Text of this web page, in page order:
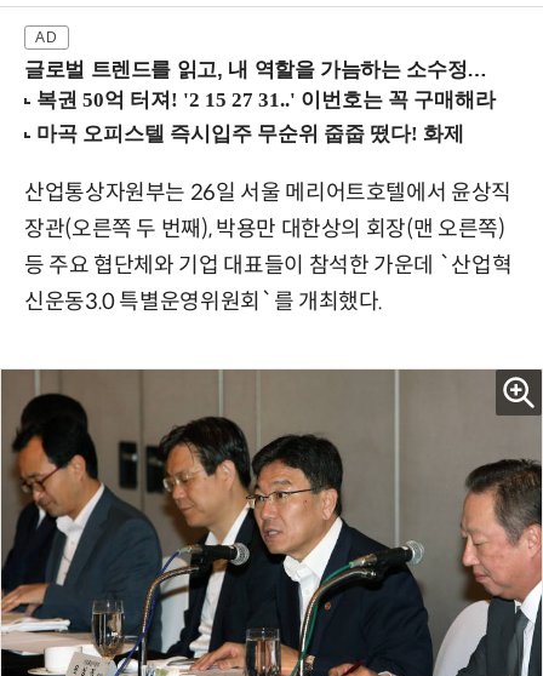
글로벌 트렌드를 읽고, 내 역할을 가늠하는 소수정예 실습 워크숍 (8/28 신논현역)
산업통상자원부는 26일 서울 메리어트호텔에서 윤상직
장관(오른쪽 두 번째), 박용만 대한상의 회장(맨 오른쪽)
등 주요 협단체와 기업 대표들이 참석한 가운데 `산업혁
신운동3.0 특별운영위원회`를 개최했다.